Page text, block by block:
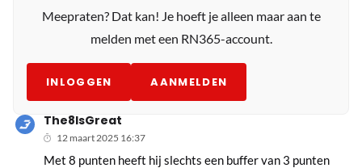
Meepraten? Dat kan! Je hoeft je alleen maar aan te
melden met een RN365-account.
INLOGGEN AANMELDEN
The8IsGreat
12 maart 2025 16:37
Met 8 punten heeft hij slechts een buffer van 3 punten